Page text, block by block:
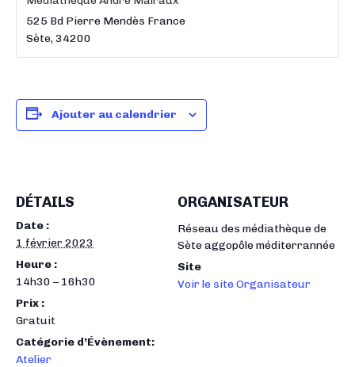
DÉTAILS
Date :
1 février 2023
Heure :
14h30 – 16h30
Prix :
Gratuit
Catégorie d’Évènement:
Atelier
ORGANISATEUR
Réseau des médiathèque de
Sète aggopôle méditerrannée
Site
Voir le site Organisateur
525 Bd Pierre Mendès France
Sète,34200
Ajouter au calendrier